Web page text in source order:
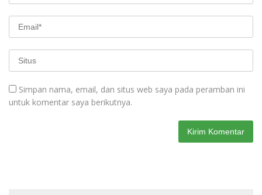
Simpan nama, email, dan situs web saya pada peramban ini
untuk komentar saya berikutnya.